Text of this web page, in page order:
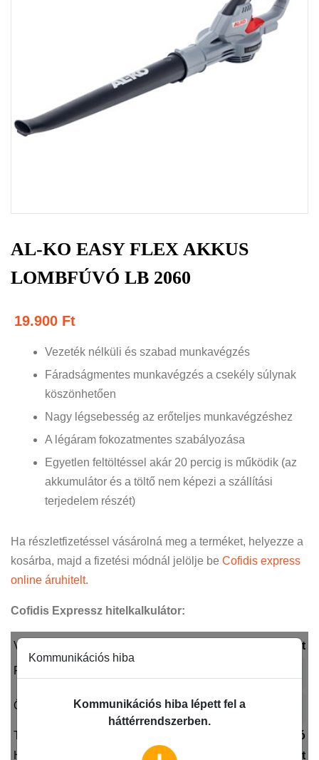
AL-KO EASY FLEX AKKUS
LOMBFÚVÓ LB 2060
19.900 Ft
Vezeték nélküli és szabad munkavégzés
Fáradságmentes munkavégzés a csekély súlynak
köszönhetően
Nagy légsebesség az erőteljes munkavégzéshez
A légáram fokozatmentes szabályozása
Egyetlen feltöltéssel akár 20 percig is működik (az
akkumulátor és a töltő nem képezi a szállítási
terjedelem részét)
Ha részletfizetéssel vásárolná meg a terméket, helyezze a
kosárba, majd a fizetési módnál jelölje be Cofidis express
online áruhitelt.
Cofidis Expressz hitelkalkulátor: